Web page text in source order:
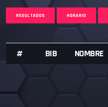
RESULTADOS HORARIO
# BIB NOMBRE